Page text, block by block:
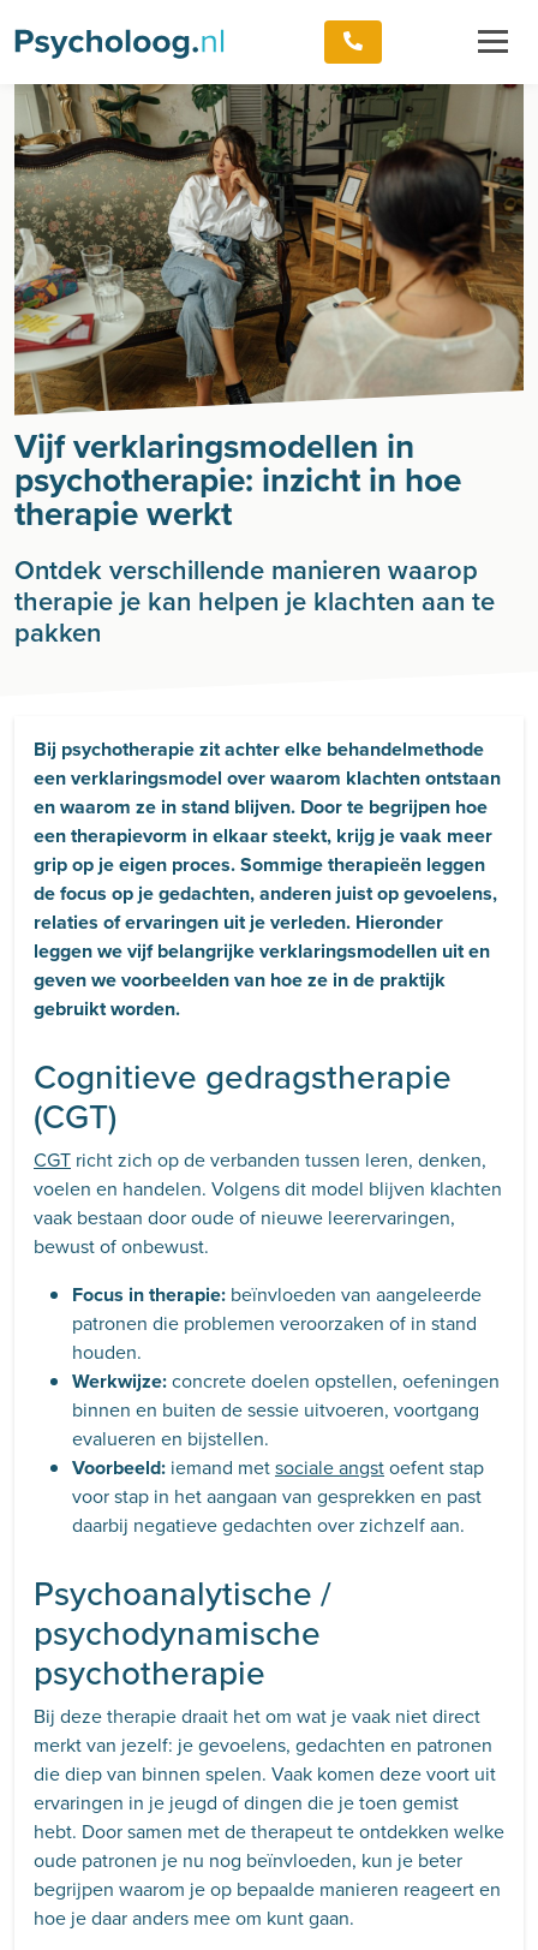
Vijf verklaringsmodellen in
psychotherapie: inzicht in hoe
therapie werkt
Ontdek verschillende manieren waarop
therapie je kan helpen je klachten aan te
pakken
Bij psychotherapie zit achter elke behandelmethode
een verklaringsmodel over waarom klachten ontstaan
en waarom ze in stand blijven. Door te begrijpen hoe
een therapievorm in elkaar steekt, krijg je vaak meer
grip op je eigen proces. Sommige therapieën leggen
de focus op je gedachten, anderen juist op gevoelens,
relaties of ervaringen uit je verleden. Hieronder
leggen we vijf belangrijke verklaringsmodellen uit en
geven we voorbeelden van hoe ze in de praktijk
gebruikt worden.
Cognitieve gedragstherapie
(CGT)
CGT richt zich op de verbanden tussen leren, denken,
voelen en handelen. Volgens dit model blijven klachten
vaak bestaan door oude of nieuwe leerervaringen,
bewust of onbewust.
Focus in therapie: beïnvloeden van aangeleerde
patronen die problemen veroorzaken of in stand
houden.
Werkwijze:concrete doelen opstellen, oefeningen
binnen en buiten de sessie uitvoeren, voortgang
evalueren en bijstellen.
Voorbeeld: iemand metsociale angstoefent stap
voor stap in het aangaan van gesprekken en past
daarbij negatieve gedachten over zichzelf aan.
Psychoanalytische /
psychodynamische
psychotherapie
Bij deze therapie draait het om wat je vaak niet direct
merkt van jezelf: je gevoelens, gedachten en patronen
die diep van binnen spelen. Vaak komen deze voort uit
ervaringen in je jeugd of dingen die je toen gemist
hebt. Door samen met de therapeut te ontdekken welke
oude patronen je nu nog beïnvloeden, kun je beter
begrijpen waarom je op bepaalde manieren reageert en
hoe je daar anders mee om kunt gaan.